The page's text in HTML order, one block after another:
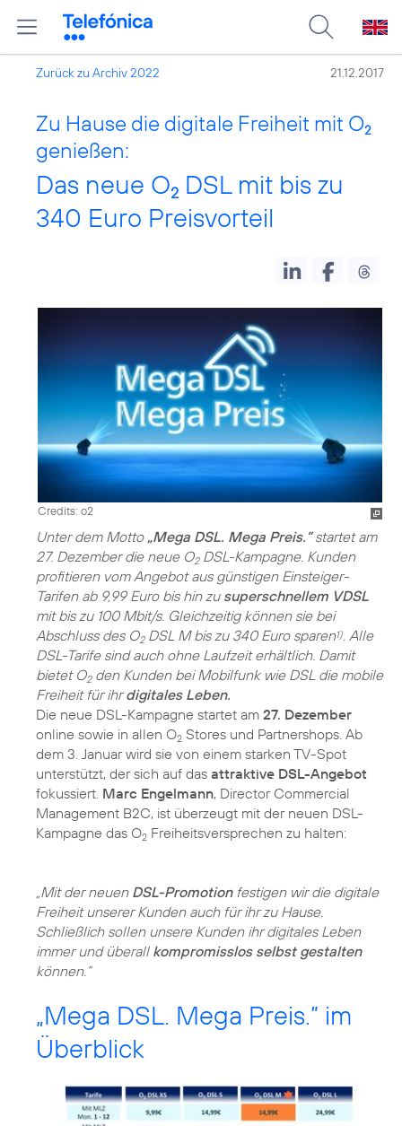
Zurück zu Archiv 2022 21.12.2017
Zu Hause die digitale Freiheit mit O2
genießen:
Das neue O2 DSL mit bis zu
340 Euro Preisvorteil
Credits: o2
Unter dem Motto „Mega DSL. Mega Preis.”startet am
27. Dezember die neue O2DSL-Kampagne. Kunden
profitieren vom Angebot aus günstigen Einsteiger-
Tarifen ab 9,99 Euro bis hin zu superschnellem VDSL
mit bis zu 100 Mbit/s. Gleichzeitig können sie bei
Abschluss des O2DSL M bis zu 340 Euro sparen1) . Alle
DSL-Tarife sind auch ohne Laufzeit erhältlich. Damit
bietet O2den Kunden bei Mobilfunk wie DSL die mobile
Freiheit für ihrdigitales Leben.
Die neue DSL-Kampagne startet am 27. Dezember
online sowie in allen O2 Stores und Partnershops. Ab
dem 3. Januar wird sie von einem starken TV-Spot
unterstützt, der sich auf das attraktive DSL-Angebot
fokussiert. Marc Engelmann, Director Commercial
Management B2C, ist überzeugt mit der neuen DSL-
Kampagne das O2 Freiheitsversprechen zu halten:
„Mit der neuen DSL-Promotionfestigen wir die digitale
Freiheit unserer Kunden auch für ihr zu Hause.
Schließlich sollen unsere Kunden ihr digitales Leben
immer und überall kompromisslos selbst gestalten
können.“
„Mega DSL. Mega Preis.” im
Überblick